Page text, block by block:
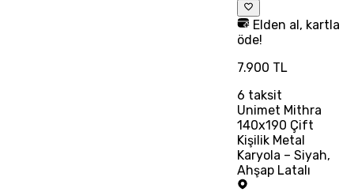
Elden al, kartla
öde!
7.900 TL
6 taksit
Unimet Mithra
140x190 Çift
Kişilik Metal
Karyola – Siyah,
Ahşap Latalı